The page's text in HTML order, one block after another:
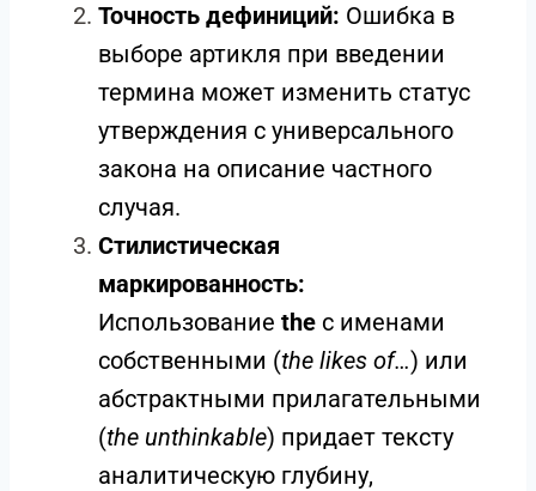
Точность дефиниций: Ошибка в
выборе артикля при введении
термина может изменить статус
утверждения с универсального
закона на описание частного
случая.
Стилистическая
маркированность:
Использование the с именами
собственными (the likes of…) или
абстрактными прилагательными
(the unthinkable) придает тексту
аналитическую глубину,